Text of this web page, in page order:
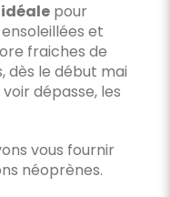
pour
et
fraiches de
dès le début mai
dépasse, les
vous fournir
néoprènes.